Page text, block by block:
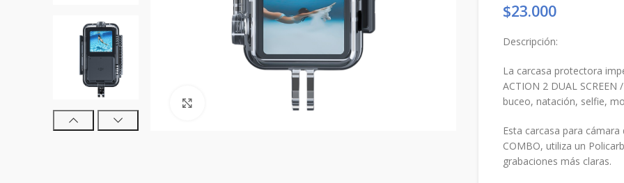
$23.000
Descripción:
La carcasa protectora
ACTION 2 DUAL
buceo, natación, selfie,
Esta carcasa para cámara
COMBO, utiliza un
grabaciones más claras.